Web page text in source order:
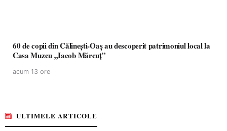
60 de copii din Călinești-Oaș au descoperit patrimoniul local la
Casa Muzeu „Iacob Mărcuț”
acum 13 ore
ULTIMELE ARTICOLE